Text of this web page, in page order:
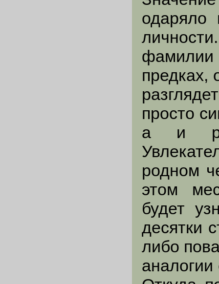
одаряло
фамилии
предках,
просто
а и
родном
этом
будет
десятки
либо